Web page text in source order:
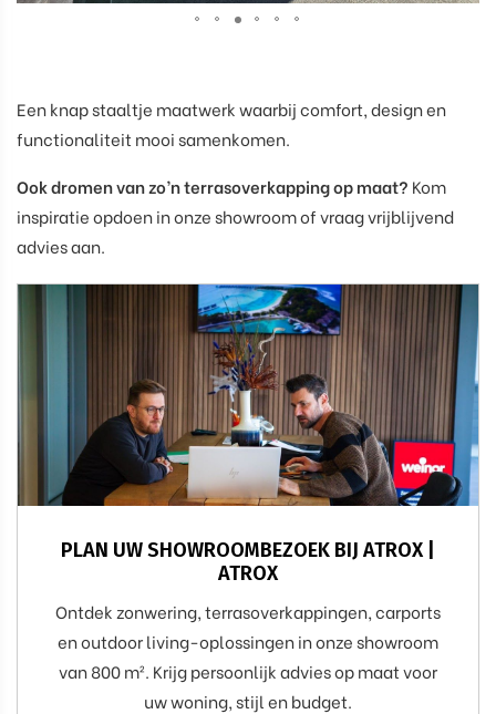
Een knap staaltje maatwerk waarbij comfort, design en
functionaliteit mooi samenkomen.
Ook dromen van zo’n terrasoverkapping op maat? Kom
inspiratie opdoen in onze showroom of vraag vrijblijvend
advies aan.
PLAN UW SHOWROOMBEZOEK BIJ ATROX |
ATROX
Ontdek zonwering, terrasoverkappingen, carports
en outdoor living-oplossingen in onze showroom
van 800 m². Krijg persoonlijk advies op maat voor
uw woning, stijl en budget.